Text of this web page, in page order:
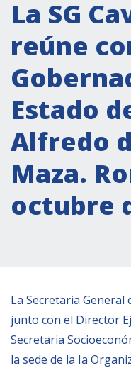
Secretaría
Secretaría
Secretaría
Forum Pymes
Conferencia
Red para la
género
Partnership
Patrimonio
Justicia y
La SG
reúne
Estado
Alfredo
Maza.
octubre
La Secretaria General
junto con el Director
Secretaria
la sede de la Ia